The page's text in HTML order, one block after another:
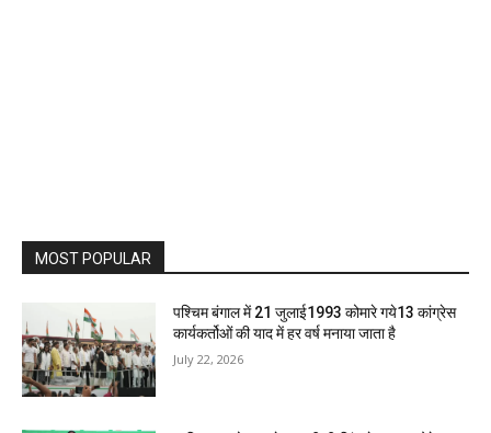
MOST POPULAR
पश्चिम बंगाल में 21 जुलाई1993 कोमारे गये13 कांग्रेस
कार्यकर्तोओं की याद में हर वर्ष मनाया जाता है
July 22, 2026